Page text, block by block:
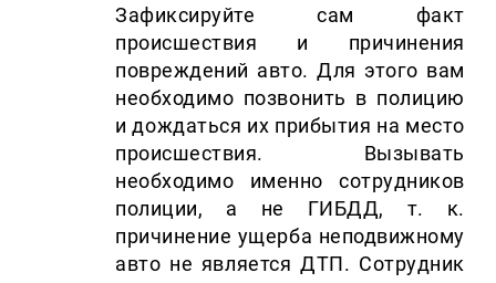
Зафиксируйте сам факт
происшествия и причинения
повреждений авто. Для этого вам
необходимо позвонить в полицию
и дождаться их прибытия на место
происшествия. Вызывать
необходимо именно сотрудников
полиции, а не ГИБДД, т. к.
причинение ущерба неподвижному
авто не является ДТП. Сотрудник